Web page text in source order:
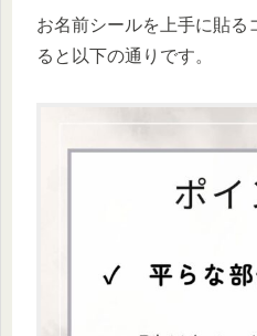
お名前シールを上手に貼る
ると以下の通りです。